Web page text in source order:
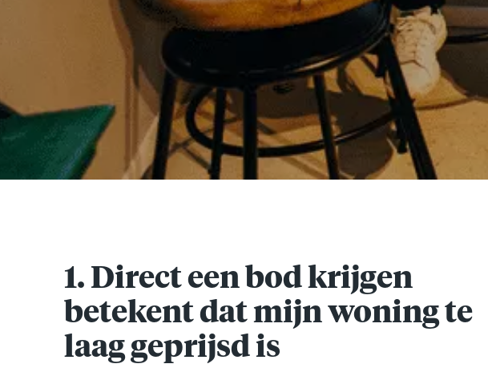
1. Direct een bod krijgen
betekent dat mijn woning te
laag geprijsd is